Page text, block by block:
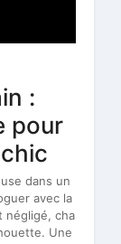
:
pour
dans un
avec la
négligé, cha
Une